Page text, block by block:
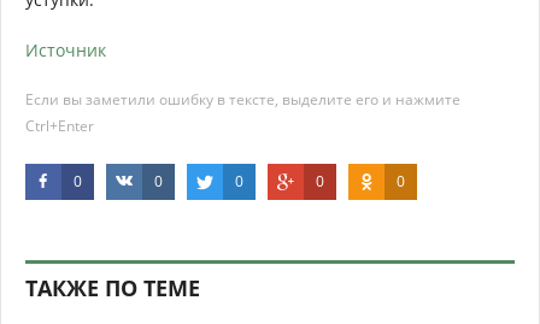
Источник
Если вы заметили ошибку в тексте, выделите его и нажмите
Ctrl+Enter
0 0 0 0 0
ТАКЖЕ ПО ТЕМЕ